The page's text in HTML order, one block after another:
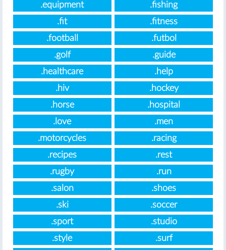
.equipment
.fishing
.fit
.fitness
.football
.futbol
.golf
.guide
.healthcare
.help
.hiv
.hockey
.horse
.hospital
.love
.men
.motorcycles
.racing
.recipes
.rest
.rugby
.run
.salon
.shoes
.ski
.soccer
.sport
.studio
.style
.surf